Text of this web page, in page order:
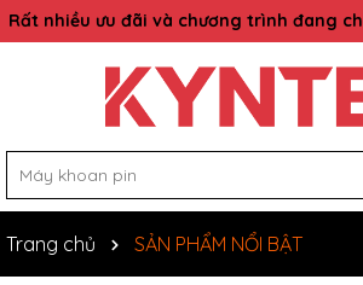
Rất nhiều ưu đãi và chương trình đang
Trang chủ SẢN PHẨM NỔI BẬT